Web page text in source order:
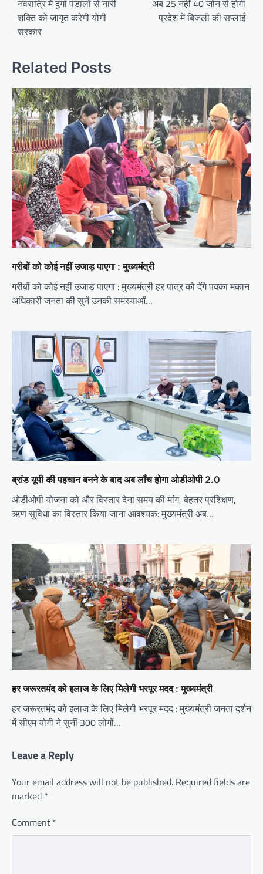
नवरात्रि में दुर्गा पंडालों से नारी
शक्ति को जागृत करेगी योगी
सरकार
अब 25 नहीं 40 जोन से होगी
प्रदेश में बिजली की सप्लाई
Related Posts
गरीबों को कोई नहीं उजाड़ पाएगा : मुख्यमंत्री
गरीबों को कोई नहीं उजाड़ पाएगा : मुख्यमंत्री हर पात्र को देंगे पक्का मकान
अधिकारी जनता की सुनें उनकी समस्याओं…
ब्रांड यूपी की पहचान बनने के बाद अब लॉंच होगा ओडीओपी 2.0
ओडीओपी योजना को और विस्तार देना समय की मांग, बेहतर प्रशिक्षण,
ऋण सुविधा का विस्तार किया जाना आवश्यक: मुख्यमंत्री अब…
हर जरूरतमंद को इलाज के लिए मिलेगी भरपूर मदद : मुख्यमंत्री
हर जरूरतमंद को इलाज के लिए मिलेगी भरपूर मदद : मुख्यमंत्री जनता दर्शन
में सीएम योगी ने सुनीं 300 लोगों…
Leave a Reply
Your email address will not be published. Required fields are
marked *
Comment *